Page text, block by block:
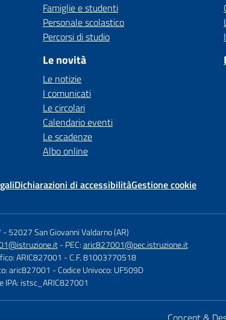
Famiglie e studenti
Personale scolastico
Percorsi di studio
Le novità
Le notizie
I comunicati
Le circolari
Calendario eventi
Le scadenze
Albo online
Dichiarazioni di accessibilitàGestione cookie
-52027 San Giovanni Valdarno (AR)
- PEC:aric827001@pec.istruzione.it
ARIC827001 - C.F. 81003770518
aric827001 - Codice Univoco: UF509D
IPA: istsc_ARIC827001